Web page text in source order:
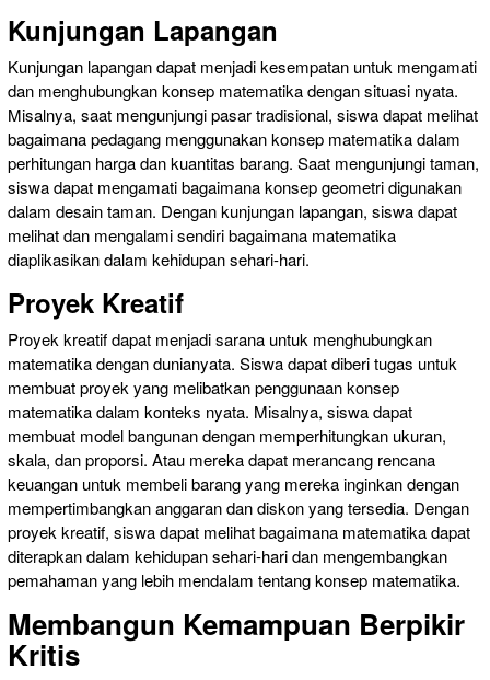
Kunjungan Lapangan
Kunjungan lapangan dapat menjadi kesempatan untuk mengamati
dan menghubungkan konsep matematika dengan situasi nyata.
Misalnya, saat mengunjungi pasar tradisional, siswa dapat melihat
bagaimana pedagang menggunakan konsep matematika dalam
perhitungan harga dan kuantitas barang. Saat mengunjungi taman,
siswa dapat mengamati bagaimana konsep geometri digunakan
dalam desain taman. Dengan kunjungan lapangan, siswa dapat
melihat dan mengalami sendiri bagaimana matematika
diaplikasikan dalam kehidupan sehari-hari.
Proyek Kreatif
Proyek kreatif dapat menjadi sarana untuk menghubungkan
matematika dengan dunianyata. Siswa dapat diberi tugas untuk
membuat proyek yang melibatkan penggunaan konsep
matematika dalam konteks nyata. Misalnya, siswa dapat
membuat model bangunan dengan memperhitungkan ukuran,
skala, dan proporsi. Atau mereka dapat merancang rencana
keuangan untuk membeli barang yang mereka inginkan dengan
mempertimbangkan anggaran dan diskon yang tersedia. Dengan
proyek kreatif, siswa dapat melihat bagaimana matematika dapat
diterapkan dalam kehidupan sehari-hari dan mengembangkan
pemahaman yang lebih mendalam tentang konsep matematika.
Membangun Kemampuan Berpikir
Kritis